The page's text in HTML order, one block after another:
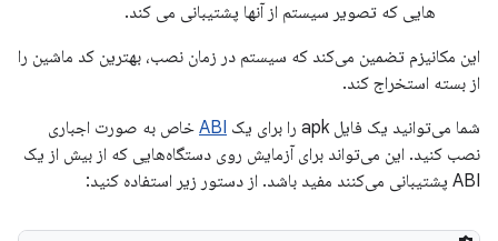
هایی که تصویر سیستم از آنها پشتیبانی می کند.
این مکانیزم تضمین می‌کند که سیستم در زمان نصب، بهترین کد ماشین را
از بسته استخراج کند.
شما می‌توانید یک فایل apk را برای یک
ABI خاص به صورت اجباری
نصب کنید. این می‌تواند برای آزمایش روی دستگاه‌هایی که از بیش از یک
ABI پشتیبانی می‌کنند مفید باشد. از دستور زیر استفاده کنید: